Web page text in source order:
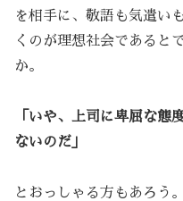
を相手に、敬語も気遣い
くのが理想社会であると
か。
「いや、上司に卑屈な態
ないのだ」
とおっしゃる方もあろう